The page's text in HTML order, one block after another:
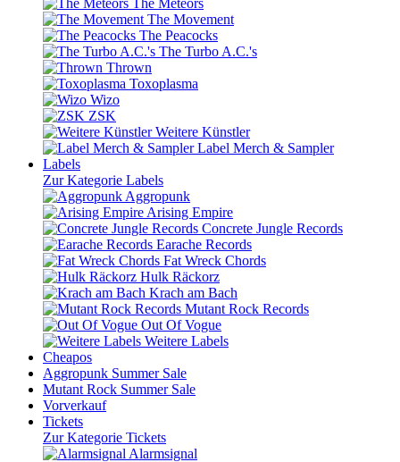
The Meteors
The Movement
The Peacocks
The Turbo A.C.'s
Thrown
Toxoplasma
Wizo
ZSK
Weitere Künstler
Label Merch & Sampler
Labels
Zur Kategorie Labels
Aggropunk
Arising Empire
Concrete Jungle Records
Earache Records
Fat Wreck Chords
Hulk Räckorz
Krach am Bach
Mutant Rock Records
Out Of Vogue
Weitere Labels
Cheapos
Aggropunk Summer Sale
Mutant Rock Summer Sale
Vorverkauf
Tickets
Zur Kategorie Tickets
Alarmsignal